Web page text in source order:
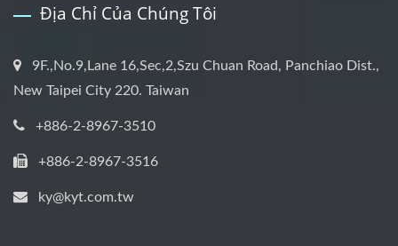
Địa Chỉ Của Chúng Tôi
9F.,No.9,Lane 16,Sec,2,Szu Chuan Road, Panchiao Dist.,
New Taipei City 220. Taiwan
+886-2-8967-3510
+886-2-8967-3516
ky@kyt.com.tw